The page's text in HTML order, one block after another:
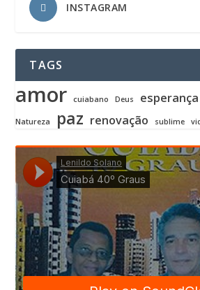
INSTAGRAM
TAGS
amor cuiabano Deus esperança
Natureza paz renovação sublime